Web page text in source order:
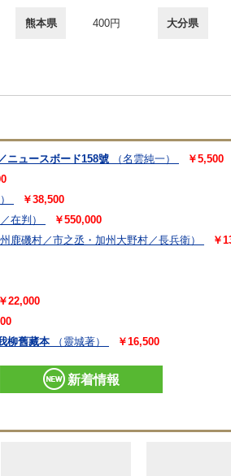
熊本県 400円 大分県
ニュースボード158號 （名雲純一）
￥5,500
￥38,500
在判）
￥550,000
州鹿磯村／市之丞・加州大野村／長兵衛）
￥
￥22,000
柳舊藏本
（靈城著） ￥16,500
新着情報